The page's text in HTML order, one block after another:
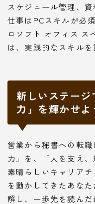
スケジュール管理、
仕事はPCスキルが必
ロソフト オフィス
は、実践的なスキルを
新しいステージ
力」を輝かせよ
営業から秘書への転
力」を、「人を支え
素晴らしいキャリア
を動かしてきたあな
解し、一歩先を読ん